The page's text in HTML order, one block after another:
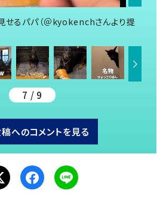
せるパパ（＠kyokenchさんより提
7 / 9
へのコメントを見る